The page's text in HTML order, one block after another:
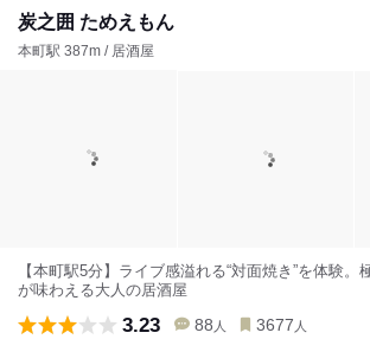
炭之囲 ためえもん
本町駅 387m / 居酒屋
【本町駅5分】ライブ感溢れる“対面焼き”を体験
が味わえる大人の居酒屋
3.23 88 人 3677 人